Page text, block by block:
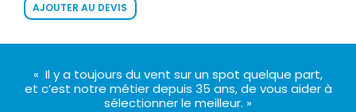
AJOUTER AU DEVIS
« Il y a toujours du vent sur un spot quelque part,
et c’est notre métier depuis 35 ans, de vous aider à
sélectionner le meilleur. »